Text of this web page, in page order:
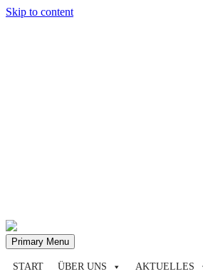
Skip to content
Primary Menu
START ÜBER UNS AKTUELLES